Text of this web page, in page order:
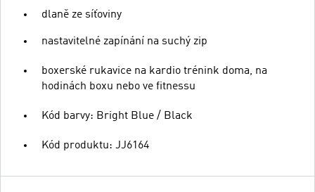
dlaně ze síťoviny
nastavitelné zapínání na suchý zip
boxerské rukavice na kardio trénink doma, na
hodinách boxu nebo ve fitnessu
Kód barvy: Bright Blue / Black
Kód produktu: JJ6164